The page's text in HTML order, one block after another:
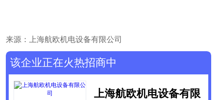
来源：上海航欧机电设备有限公司
该企业正在火热招商中
上海航欧机电设备有限